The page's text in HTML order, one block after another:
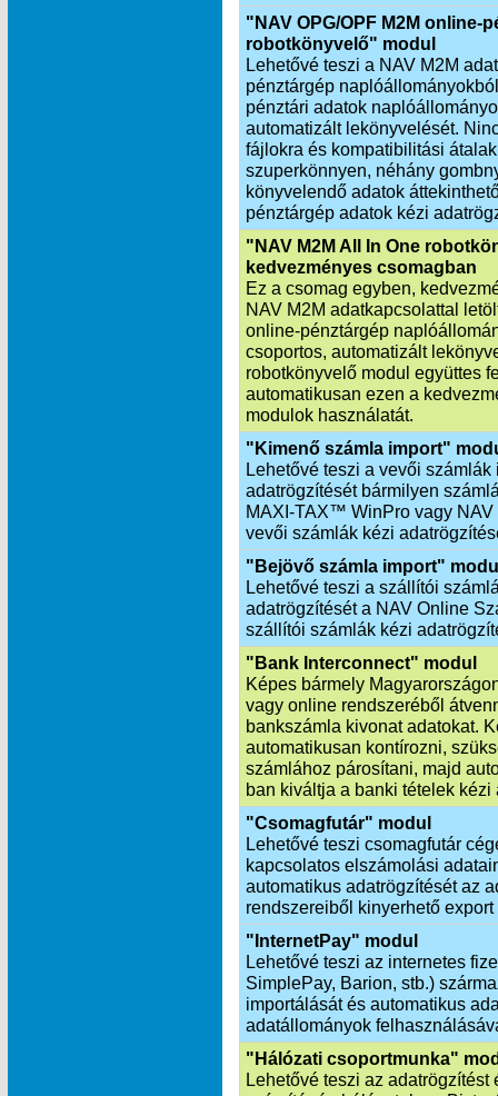
"NAV OPG/OPF M2M online-
robotkönyvelő" modul
Lehetővé teszi a NAV M2M
pénztárgép
pénztári adatok
automatizált lekönyvelését.
fájlokra és kompatibilitási
szuperkönnyen, néhány
könyvelendő adatok
pénztárgép adatok kézi
"NAV M2M All In One
kedvezményes csomagban
Ez a csomag egyben,
NAV M2M adatkapcsolattal
online-pénztárgép
csoportos, automatizált
robotkönyvelő modul együttes
automatikusan ezen a
modulok használatát.
"Kimenő számla import"
Lehetővé teszi a vevői
adatrögzítését bármilyen
MAXI‑TAX™ WinPro vagy
vevői számlák kézi
"Bejövő számla import"
Lehetővé teszi a szállítói
adatrögzítését a NAV Online
szállítói számlák kézi
"Bank Interconnect" modul
Képes bármely
vagy online rendszeréből
bankszámla kivonat adatokat.
automatikusan kontírozni,
számlához párosítani, majd
ban kiváltja a banki tételek kézi
"Csomagfutár" modul
Lehetővé teszi csomagfutár
kapcsolatos elszámolási
automatikus adatrögzítését az
rendszereiből kinyerhető
"InternetPay" modul
Lehetővé teszi az internetes
SimplePay, Barion, stb.)
importálását és automatikus
adatállományok
"Hálózati csoportmunka"
Lehetővé teszi az